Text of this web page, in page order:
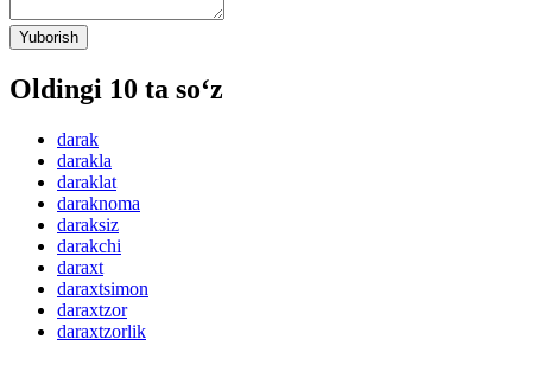
Yuborish
Oldingi 10 ta so‘z
darak
darakla
daraklat
daraknoma
daraksiz
darakchi
daraxt
daraxtsimon
daraxtzor
daraxtzorlik